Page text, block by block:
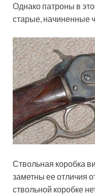
Однако патроны в
старые,
Ствольная коробка
заметны ее отличия
ствольной коробке